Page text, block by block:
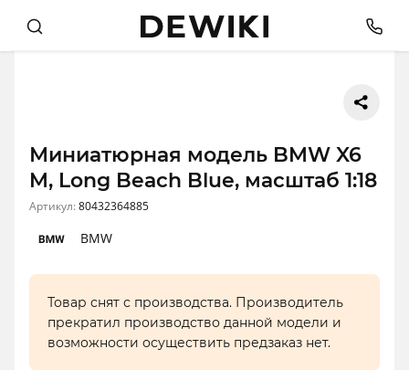
Миниатюрная модель BMW X6
M, Long Beach Blue, масштаб 1:18
Артикул:80432364885
BMW
Товар снят с производства. Производитель
прекратил производство данной модели и
возможности осуществить предзаказ нет.